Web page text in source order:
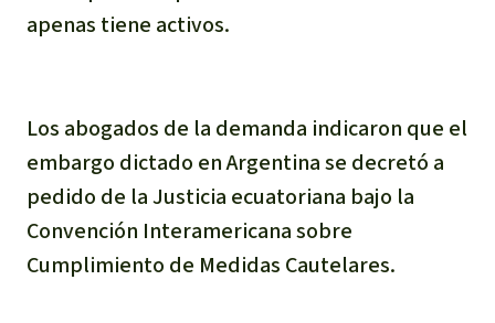
apenas tiene activos.
Los abogados de la demanda indicaron que el
embargo dictado en Argentina se decretó a
pedido de la Justicia ecuatoriana bajo la
Convención Interamericana sobre
Cumplimiento de Medidas Cautelares.